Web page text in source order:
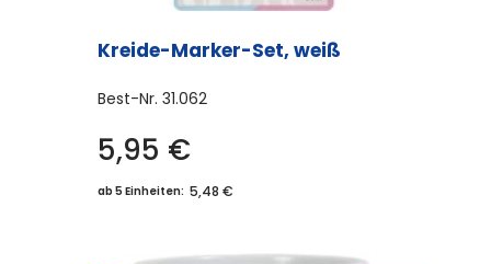
Kreide-Marker-Set, weiß
Best-Nr. 31.062
5,95 €
ab 5 Einheiten: 5,48 €